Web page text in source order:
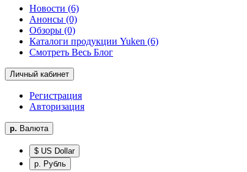
Новости (6)
Анонсы (0)
Обзоры (0)
Каталоги продукции Yuken (6)
Смотреть Весь Блог
Личный кабинет
Регистрация
Авторизация
р. Валюта
$ US Dollar
р. Рубль